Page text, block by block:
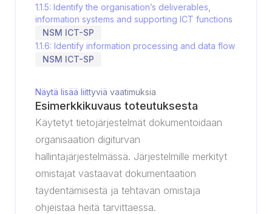
1.1.5: Identify the organisation’s deliverables,
information systems and supporting ICT functions
NSM ICT-SP
1.1.6: Identify information processing and data flow
NSM ICT-SP
Näytä lisää liittyviä vaatimuksia
Esimerkkikuvaus toteutuksesta
Käytetyt tietojärjestelmät dokumentoidaan
organisaation digiturvan
hallintajärjestelmässä. Järjestelmille merkityt
omistajat vastaavat dokumentaation
täydentämisestä ja tehtävän omistaja
ohjeistaa heitä tarvittaessa.